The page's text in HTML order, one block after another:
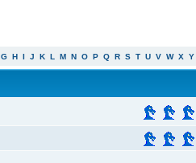
G H I J K L M N O P Q R S T U V W X Y